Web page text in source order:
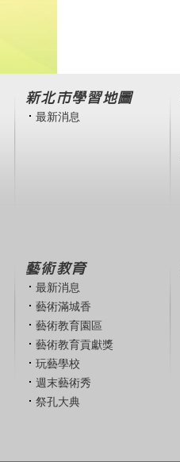
新北市學習地圖
最新消息
藝術教育
最新消息
藝術滿城香
藝術教育園區
藝術教育貢獻獎
玩藝學校
週末藝術秀
祭孔大典